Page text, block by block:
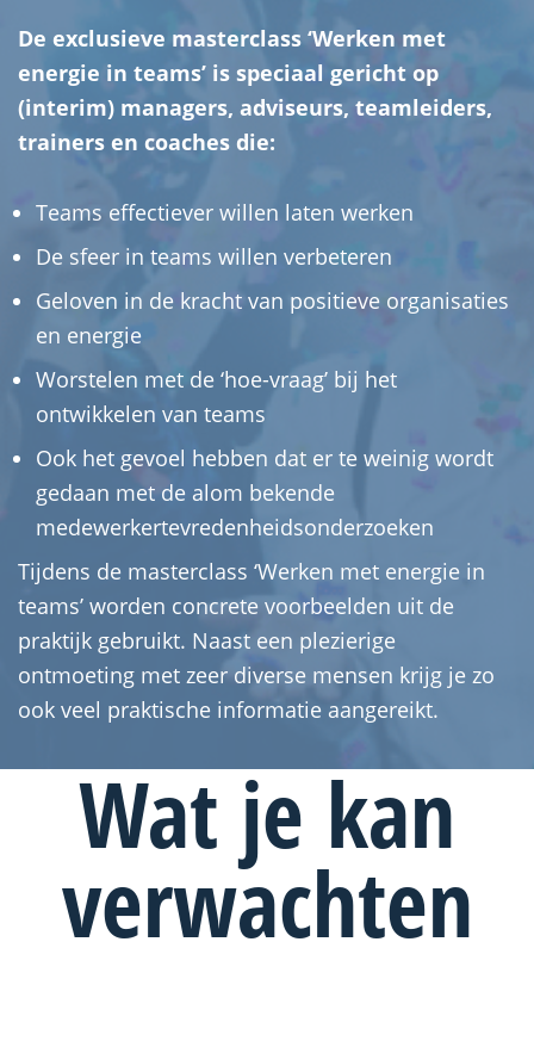
De exclusieve masterclass ‘Werken met
energie in teams’ is speciaal gericht op
(interim) managers, adviseurs, teamleiders,
trainers en coaches die:
Teams effectiever willen laten werken
De sfeer in teams willen verbeteren
Geloven in de kracht van positieve organisaties
en energie
Worstelen met de ‘hoe-vraag’ bij het
ontwikkelen van teams
Ook het gevoel hebben dat er te weinig wordt
gedaan met de alom bekende
medewerkertevredenheidsonderzoeken
Tijdens de masterclass ‘Werken met energie in
teams’ worden concrete voorbeelden uit de
praktijk gebruikt. Naast een plezierige
ontmoeting met zeer diverse mensen krijg je zo
ook veel praktische informatie aangereikt.
Wat je kan
verwachten